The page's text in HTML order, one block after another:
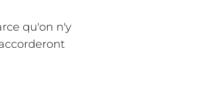
qu'on n'y